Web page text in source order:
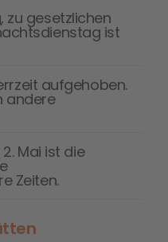
zu gesetzlichen
ist
aufgehoben.
andere
Mai ist die
Zeiten.